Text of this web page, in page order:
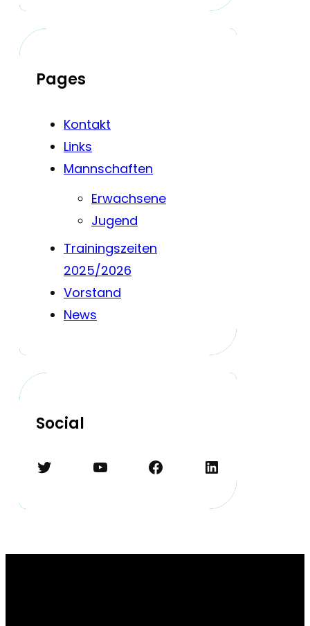
Pages
Kontakt
Links
Mannschaften
Erwachsene
Jugend
Trainingszeiten
2025/2026
Vorstand
News
Social
Twitter YouTube Facebook LinkedIn